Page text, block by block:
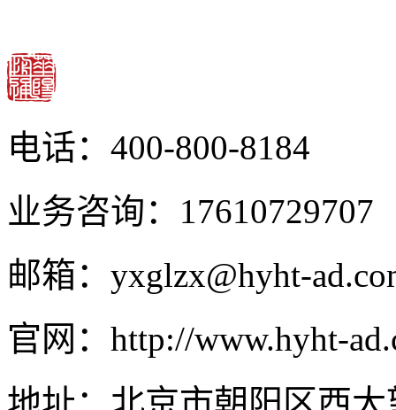
电话：400-800-8184
业务咨询：17610729707
邮箱：yxglzx@hyht-
官网：http://www.hyht-